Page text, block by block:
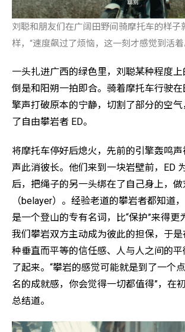
刘聪和朋友们在广阔田野间骑摩托车的样子
样，“速度飙过了烦恼，这一刻才感觉到活着
一头扎进广西的绿色里，刘聪某种程度
倒是和阳朔一拍即合。骑着摩托车行驶在
擎声打破原本的宁静，切割了部分的空
了自由攀岩者 ED。
将摩托车停好后熄火，先前的引擎轰鸣
声此消彼长。他们来到一块岩壁前，ED
后，把绳子的另一头绑在了自己身上，做
（belayer）。经验老道的攀岩者都知道，
是一个登山的专有名词，比“保护”来得更
我们攀岩双方主动成为彼此的担保，于
种垂直而平等的信任感、人与人之间的
了起来。“攀岩的感觉可能就是到了一个
名的成就感，你会觉得一切都值得”，在
总结道。